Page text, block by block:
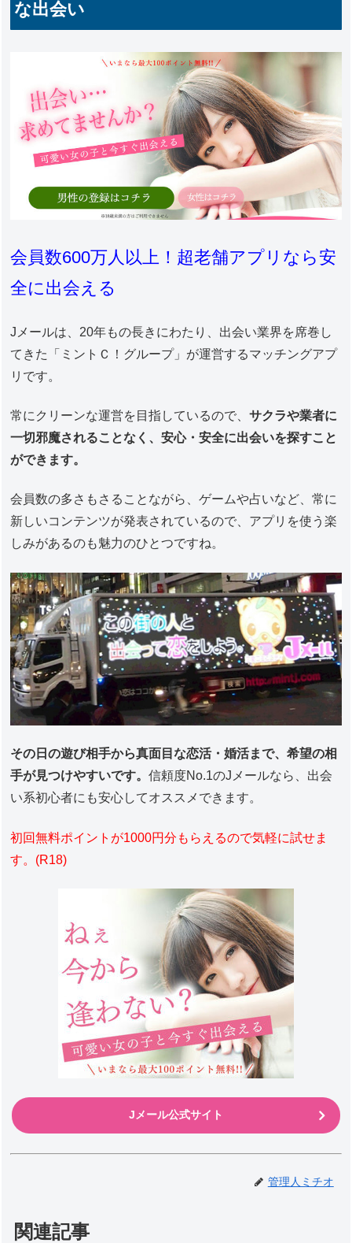
な出会い
会員数600万人以上！超老舗アプリなら安
全に出会える
Jメールは、20年もの長きにわたり、出会い業界を席巻し
てきた「ミントＣ！グループ」が運営するマッチングアプ
リです。
常にクリーンな運営を目指しているので、サクラや業者に
一切邪魔されることなく、安心・安全に出会いを探すこと
ができます。
会員数の多さもさることながら、ゲームや占いなど、常に
新しいコンテンツが発表されているので、アプリを使う楽
しみがあるのも魅力のひとつですね。
その日の遊び相手から真面目な恋活・婚活まで、希望の相
手が見つけやすいです。信頼度No.1のJメールなら、出会
い系初心者にも安心してオススメできます。
初回無料ポイントが1000円分もらえるので気軽に試せま
す。(R18)
Jメール公式サイト
管理人ミチオ
関連記事